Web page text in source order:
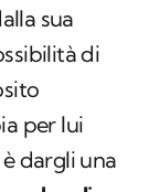
sua
di
per lui
dargli una